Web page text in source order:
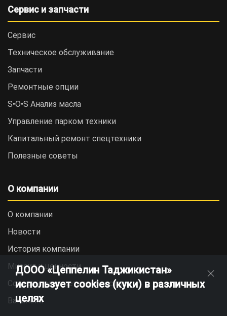
Сервис и запчасти
Сервис
Техническое обслуживание
Запчасти
Ремонтные опции
S•O•S Анализ масла
Управление парком техники
Капитальный ремонт спецтехники
Полезные советы
О компании
О компании
Новости
История компании
Миссия и ценности
Социальная ответственность
Вакансии
ДООО «Цеппелин Таджикистан»
использует cookies (куки) в различных
целях